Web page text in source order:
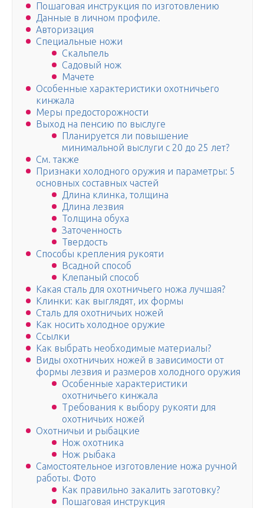
Пошаговая инструкция по изготовлению
Данные в личном профиле.
Авторизация
Специальные ножи
Скальпель
Садовый нож
Мачете
Особенные характеристики охотничьего
кинжала
Меры предосторожности
Выход на пенсию по выслуге
Планируется ли повышение
минимальной выслуги с 20 до 25 лет?
См. также
Признаки холодного оружия и параметры: 5
основных составных частей
Длина клинка, толщина
Длина лезвия
Толщина обуха
Заточенность
Твердость
Способы крепления рукояти
Всадной способ
Клепаный способ
Какая сталь для охотничьего ножа лучшая?
Клинки: как выглядят, их формы
Сталь для охотничьих ножей
Как носить холодное оружие
Ссылки
Как выбрать необходимые материалы?
Виды охотничьих ножей в зависимости от
формы лезвия и размеров холодного оружия
Особенные характеристики
охотничьего кинжала
Требования к выбору рукояти для
охотничьих ножей
Охотничьи и рыбацкие
Нож охотника
Нож рыбака
Самостоятельное изготовление ножа ручной
работы. Фото
Как правильно закалить заготовку?
Пошаговая инструкция